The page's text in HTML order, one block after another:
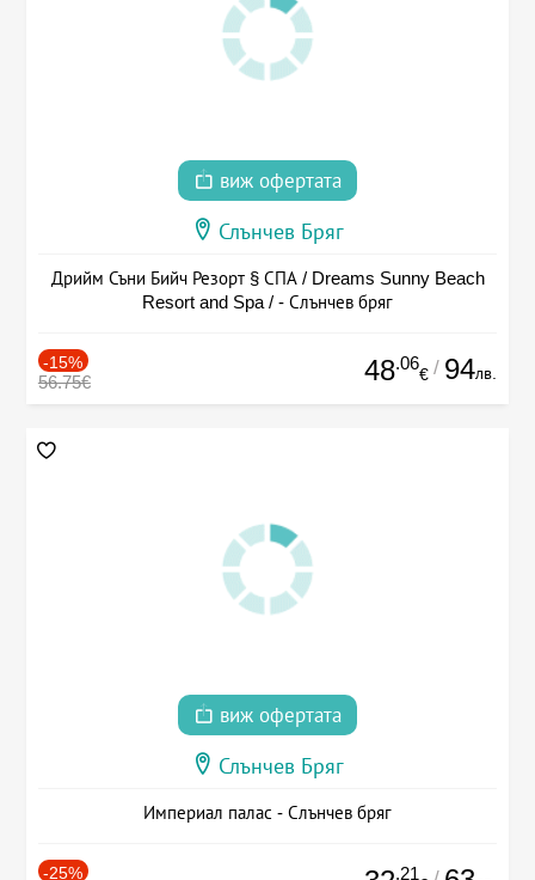
виж офертата
Слънчев Бряг
Дрийм Съни Бийч Резорт § СПА / Dreams Sunny Beach
Resort and Spa / - Слънчев бряг
-15%
56.75€ 48.06
€ / 94лв.
виж офертата
Слънчев Бряг
Империал палас - Слънчев бряг
-25% .21